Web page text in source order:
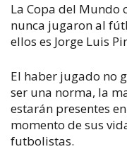
La Copa del Mundo
nunca jugaron al
ellos es Jorge Luis
El haber jugado no
ser una norma, la
estarán presentes
momento de sus
futbolistas.